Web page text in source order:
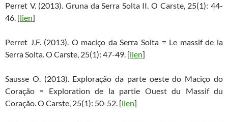
Perret V. (2013). Gruna da Serra Solta II. O Carste, 25(1): 44-
46. [lien]
Perret J.F. (2013). O maciço da Serra Solta = Le massif de la
Serra Solta. O Carste, 25(1): 47-49. [lien]
Sausse O. (2013). Exploração da parte oeste do Maciço do
Coração = Exploration de la partie Ouest du Massif du
Coração. O Carste, 25(1): 50-52. [lien]